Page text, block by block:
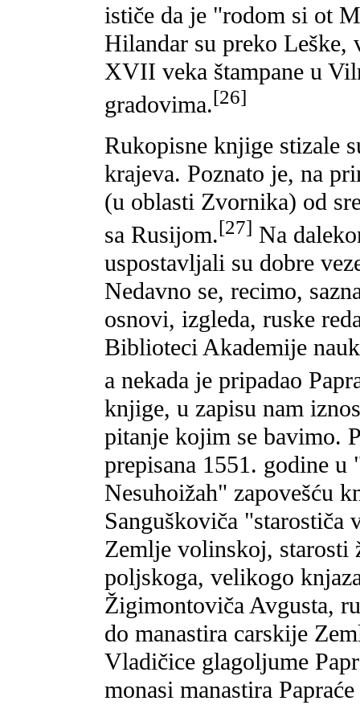
ističe da je "rodom si ot
Hilandar su preko Leške,
XVII veka štampane u
gradovima.[26]
Rukopisne knjige stizale
krajeva. Poznato je, na
(u oblasti Zvornika) od
sa Rusijom.[27] Na
uspostavljali su dobre
Nedavno se, recimo,
osnovi, izgleda, ruske
Biblioteci Akademije
a nekada je pripadao
knjige, u zapisu nam
pitanje kojim se bavimo.
prepisana 1551. godine
Nesuhoižah" zapovešću
Sanguškoviča "starostiča
Zemlje volinskoj, starosti
poljskoga, velikogo
Žigimontoviča Avgusta,
do manastira carskije
Vladičice glagoljume
monasi manastira